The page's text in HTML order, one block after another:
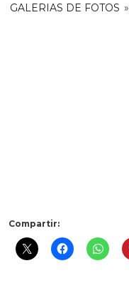
GALERIAS DE FOTOS »
Compartir: